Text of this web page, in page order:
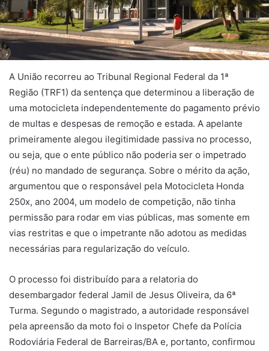
A União recorreu ao Tribunal Regional Federal da 1ª
Região (TRF1) da sentença que determinou a liberação de
uma motocicleta independentemente do pagamento prévio
de multas e despesas de remoção e estada. A apelante
primeiramente alegou ilegitimidade passiva no processo,
ou seja, que o ente público não poderia ser o impetrado
(réu) no mandado de segurança. Sobre o mérito da ação,
argumentou que o responsável pela Motocicleta Honda
250x, ano 2004, um modelo de competição, não tinha
permissão para rodar em vias públicas, mas somente em
vias restritas e que o impetrante não adotou as medidas
necessárias para regularização do veículo.
O processo foi distribuído para a relatoria do
desembargador federal Jamil de Jesus Oliveira, da 6ª
Turma. Segundo o magistrado, a autoridade responsável
pela apreensão da moto foi o Inspetor Chefe da Polícia
Rodoviária Federal de Barreiras/BA e, portanto, confirmou